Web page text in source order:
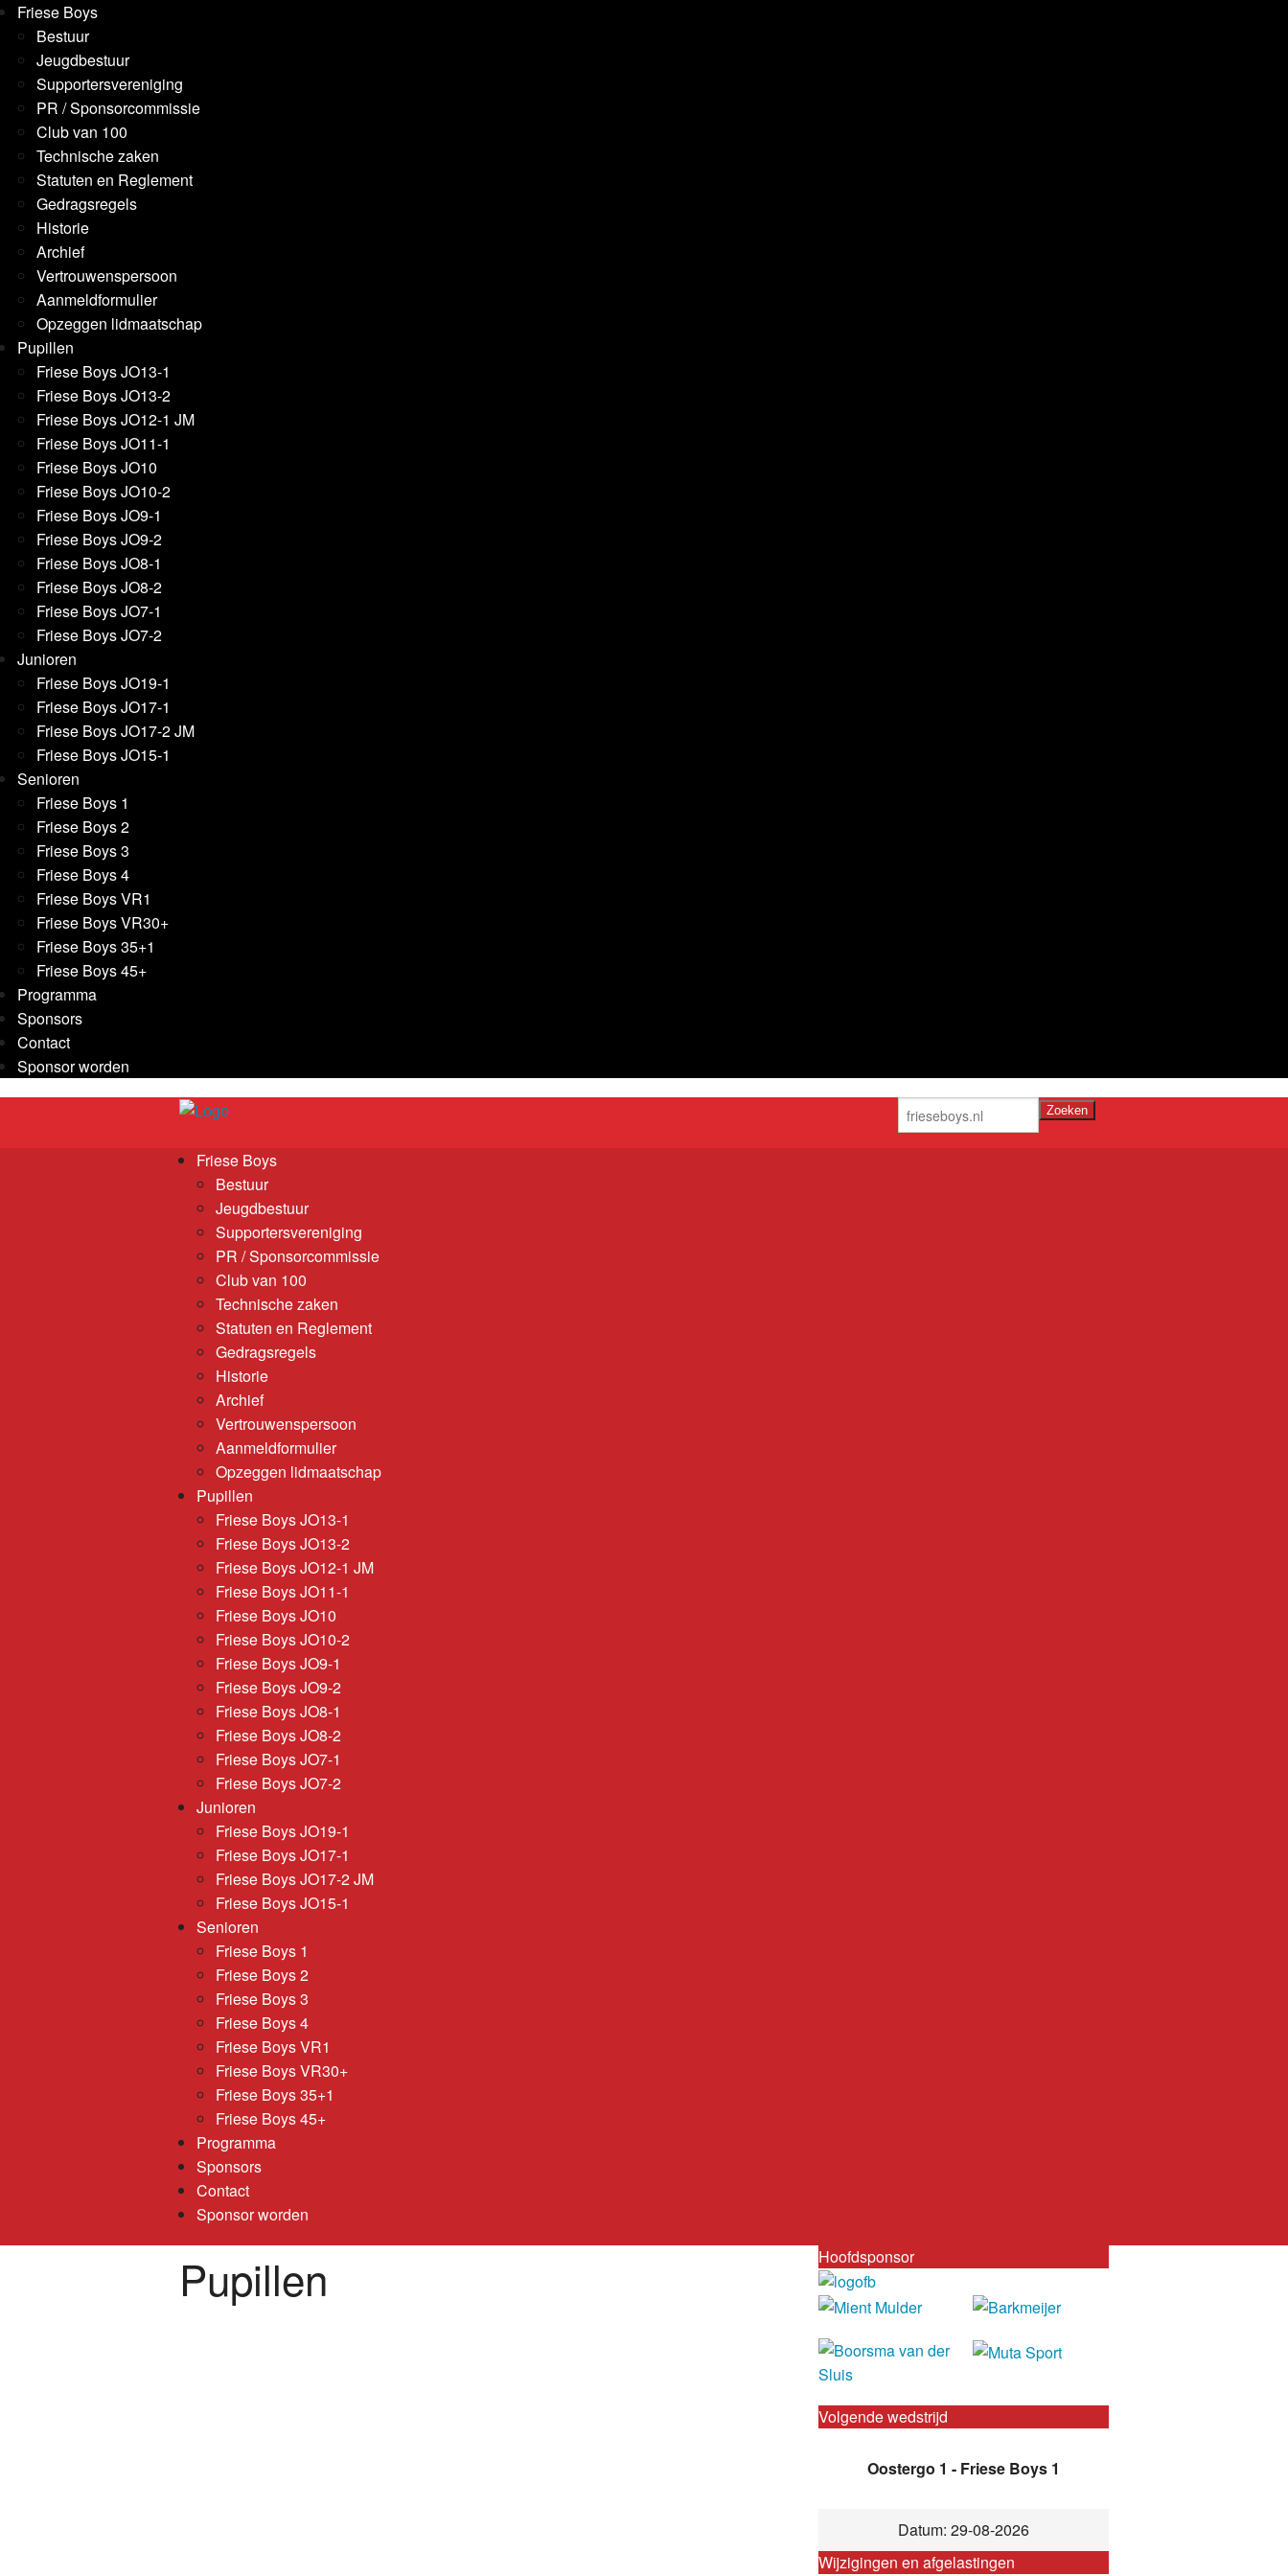
Friese Boys
Bestuur
Jeugdbestuur
Supportersvereniging
PR / Sponsorcommissie
Club van 100
Technische zaken
Statuten en Reglement
Gedragsregels
Historie
Archief
Vertrouwenspersoon
Aanmeldformulier
Opzeggen lidmaatschap
Pupillen
Friese Boys JO13-1
Friese Boys JO13-2
Friese Boys JO12-1 JM
Friese Boys JO11-1
Friese Boys JO10
Friese Boys JO10-2
Friese Boys JO9-1
Friese Boys JO9-2
Friese Boys JO8-1
Friese Boys JO8-2
Friese Boys JO7-1
Friese Boys JO7-2
Junioren
Friese Boys JO19-1
Friese Boys JO17-1
Friese Boys JO17-2 JM
Friese Boys JO15-1
Senioren
Friese Boys 1
Friese Boys 2
Friese Boys 3
Friese Boys 4
Friese Boys VR1
Friese Boys VR30+
Friese Boys 35+1
Friese Boys 45+
Programma
Sponsors
Contact
Sponsor worden
Friese Boys
Bestuur
Jeugdbestuur
Supportersvereniging
PR / Sponsorcommissie
Club van 100
Technische zaken
Statuten en Reglement
Gedragsregels
Historie
Archief
Vertrouwenspersoon
Aanmeldformulier
Opzeggen lidmaatschap
Pupillen
Friese Boys JO13-1
Friese Boys JO13-2
Friese Boys JO12-1 JM
Friese Boys JO11-1
Friese Boys JO10
Friese Boys JO10-2
Friese Boys JO9-1
Friese Boys JO9-2
Friese Boys JO8-1
Friese Boys JO8-2
Friese Boys JO7-1
Friese Boys JO7-2
Junioren
Friese Boys JO19-1
Friese Boys JO17-1
Friese Boys JO17-2 JM
Friese Boys JO15-1
Senioren
Friese Boys 1
Friese Boys 2
Friese Boys 3
Friese Boys 4
Friese Boys VR1
Friese Boys VR30+
Friese Boys 35+1
Friese Boys 45+
Programma
Sponsors
Contact
Sponsor worden
Pupillen Hoofdsponsor
Volgende wedstrijd
Oostergo 1 - Friese Boys 1
Datum: 29-08-2026
Wijzigingen en afgelastingen